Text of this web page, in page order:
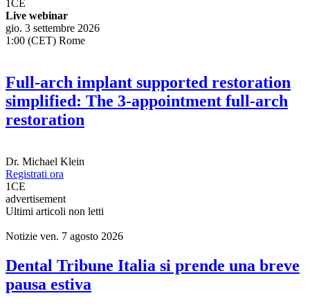
1CE
Live webinar
gio. 3 settembre 2026
1:00 (CET) Rome
Full-arch implant supported restoration
simplified: The 3-appointment full-arch
restoration
Dr. Michael Klein
Registrati ora
1CE
advertisement
Ultimi articoli non letti
Notizie ven. 7 agosto 2026
Dental Tribune Italia si prende una breve
pausa estiva